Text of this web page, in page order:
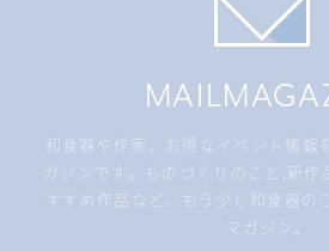
和食器や作家、お得なイベント情報
ガジンです。ものづくりのこと,新作
すすめ作品など、もう少し和食器の
マガジン。